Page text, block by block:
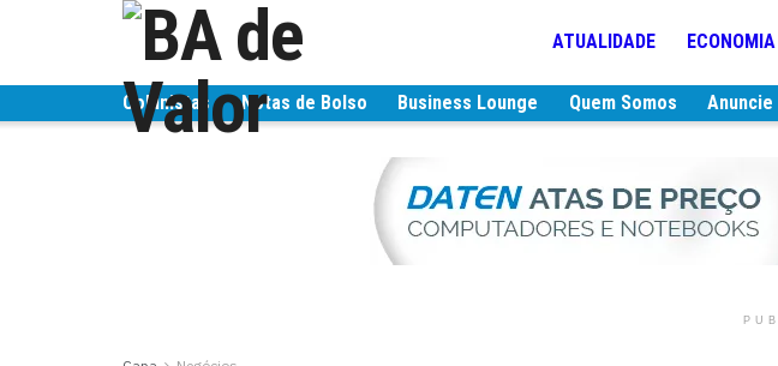
ATUALIDADE ECONOMIA
Colunistas Notas de Bolso Business Lounge Quem Somos Anuncie